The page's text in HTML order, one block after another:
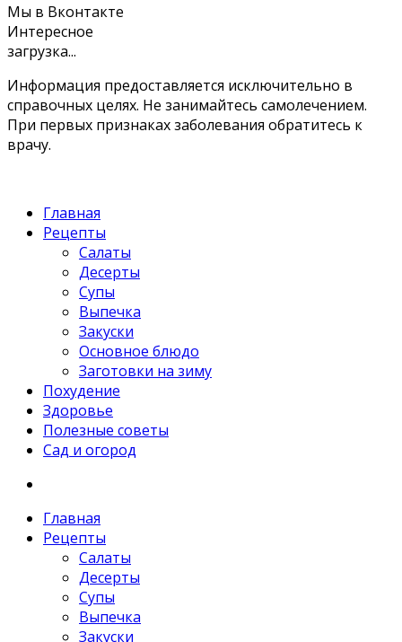
Мы в Вконтакте
Интересное
загрузка...
Информация предоставляется исключительно в
справочных целях. Не занимайтесь самолечением.
При первых признаках заболевания обратитесь к
врачу.
Главная
Рецепты
Салаты
Десерты
Супы
Выпечка
Закуски
Основное блюдо
Заготовки на зиму
Похудение
Здоровье
Полезные советы
Сад и огород
Главная
Рецепты
Салаты
Десерты
Супы
Выпечка
Закуски